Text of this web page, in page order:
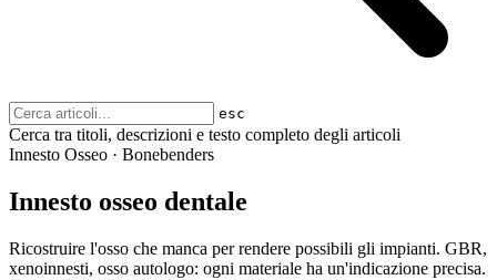
esc
Cerca tra titoli, descrizioni e testo completo degli articoli
Innesto Osseo · Bonebenders
Innesto osseo dentale
Ricostruire l'osso che manca per rendere possibili gli impianti. GBR,
xenoinnesti, osso autologo: ogni materiale ha un'indicazione precisa.